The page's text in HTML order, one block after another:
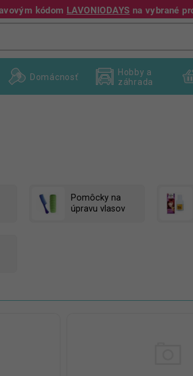
kódom LAVONIODAYS na vybrané
+421 940 995 209
Domácnosť
Hobby a
záhrada
Pomôcky na
úpravu vlasov